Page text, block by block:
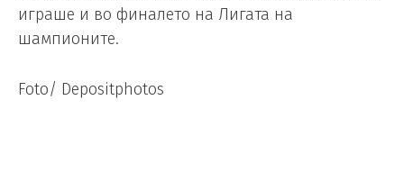
играше и во финалето на Лигата на
шампионите.
Foto/ Depositphotos